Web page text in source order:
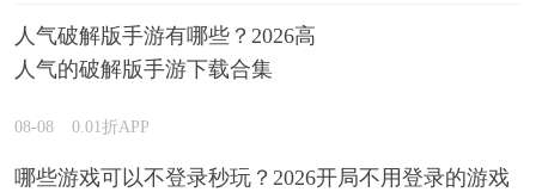
人气破解版手游有哪些？2026高
人气的破解版手游下载合集
08-08 0.01折APP
哪些游戏可以不登录秒玩？2026开局不用登录的游戏